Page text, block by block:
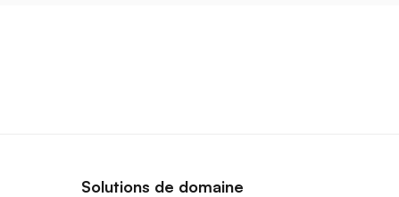
Solutions de domaine